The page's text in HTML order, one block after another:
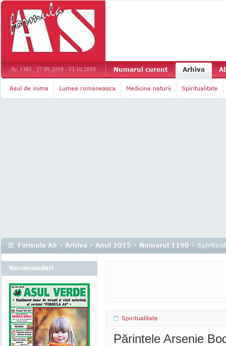
Nr. 1385 , 27.09.2019 - 03.10.2019 Numarul curent Arhiva
Asul de inima Lumea romaneasca Medicina naturii Spiritualitate
Formula AS › Arhiva › Anul 2015 › Numarul 1190 ›
Spiritualitate
Părintele Arsenie
Recomandari